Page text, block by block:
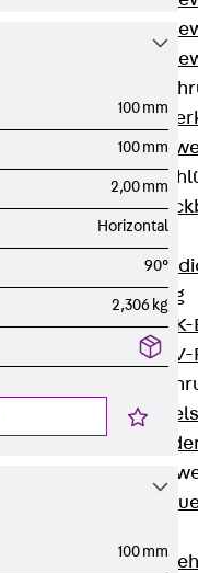
Zurück
Zurück
FERBOX®
GFK-Bewehrung
Zurück
FIBERNOX®
Zurück
100 mm
100 mm
2,00 mm
Horizontal
90°
2,306 kg
100 mm